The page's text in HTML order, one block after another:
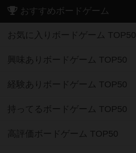
おすすめボードゲーム
お気に入りボードゲーム TOP50
興味ありボードゲーム TOP50
経験ありボードゲーム TOP50
持ってるボードゲーム TOP50
高評価ボードゲーム TOP50